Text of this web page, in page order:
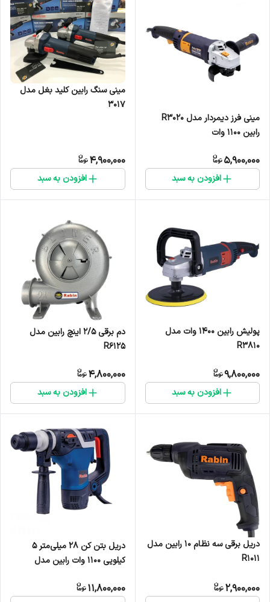
مینی فرز دیمردار مدل R3020
رابین ۱۱۰۰ وات
5,900,000
افزودن به سبد
مینی سنگ رابین کلید بغل مدل
۳۰۱۷
4,900,000
افزودن به سبد
پولیش رابین ۱۴۰۰ وات مدل
R3810
9,800,000
افزودن به سبد
دم برقی ۲/۵ اینچ رابین مدل
R6125
4,800,000
افزودن به سبد
دریل برقی سه نظام ۱۰ رابین مدل
R1011
2,900,000
دریل بتن کن ۲۸ میلی‌متر ۵
کیلویی ۱۱۰۰ وات رابین مدل
11,800,000